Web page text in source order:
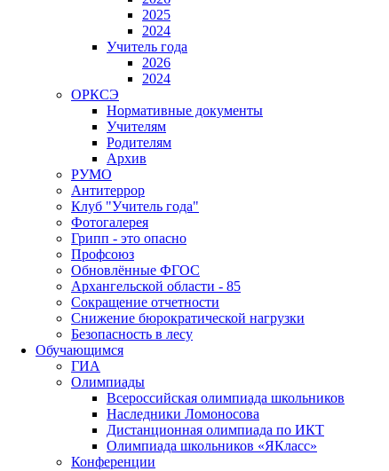
2025
2024
Учитель года
2026
2024
ОРКСЭ
Нормативные документы
Учителям
Родителям
Архив
РУМО
Антитеррор
Клуб "Учитель года"
Фотогалерея
Грипп - это опасно
Профсоюз
Обновлённые ФГОС
Архангельской области - 85
Сокращение отчетности
Снижение бюрократической нагрузки
Безопасность в лесу
Обучающимся
ГИА
Олимпиады
Всероссийская олимпиада школьников
Наследники Ломоносова
Дистанционная олимпиада по ИКТ
Олимпиада школьников «ЯКласс»
Конференции